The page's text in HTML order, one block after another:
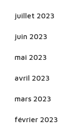
juillet 2023
juin 2023
mai 2023
avril 2023
mars 2023
février 2023